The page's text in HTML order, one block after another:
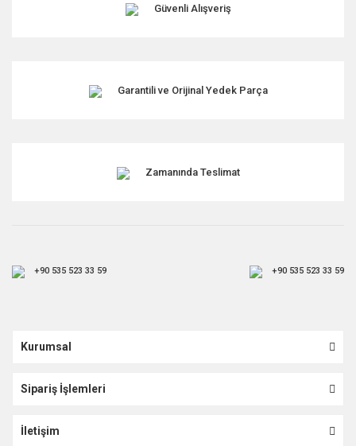
Güvenli Alışveriş
Garantili ve Orijinal Yedek Parça
Zamanında Teslimat
+90 535 523 33 59 +90 535 523 33 59
Kurumsal
Sipariş İşlemleri
İletişim